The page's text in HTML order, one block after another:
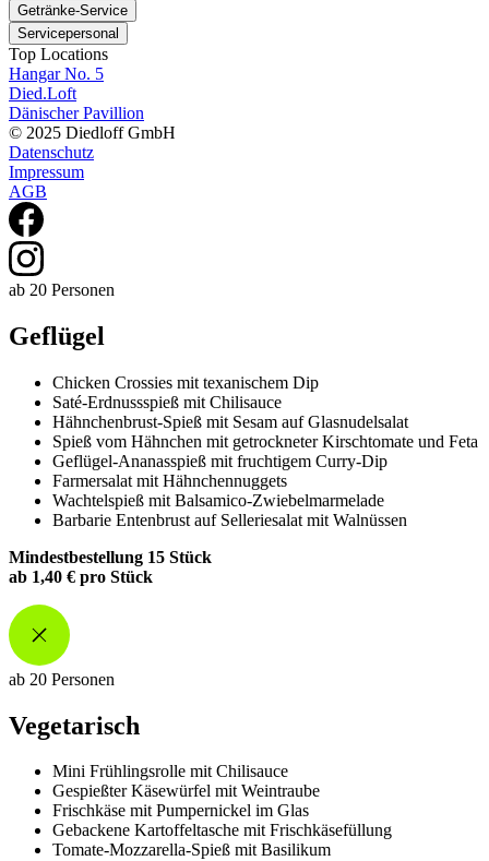
Getränke-Service
Servicepersonal
Top Locations
Hangar No. 5
Died.Loft
Dänischer Pavillion
© 2025 Diedloff GmbH
Datenschutz
Impressum
AGB
ab 20 Personen
Geflügel
Chicken Crossies mit texanischem Dip
Saté-Erdnussspieß mit Chilisauce
Hähnchenbrust-Spieß mit Sesam auf Glasnudelsalat
Spieß vom Hähnchen mit getrockneter Kirschtomate und Feta
Geflügel-Ananasspieß mit fruchtigem Curry-Dip
Farmersalat mit Hähnchennuggets
Wachtelspieß mit Balsamico-Zwiebelmarmelade
Barbarie Entenbrust auf Selleriesalat mit Walnüssen
Mindestbestellung 15 Stück
ab 1,40 € pro Stück
ab 20 Personen
Vegetarisch
Mini Frühlingsrolle mit Chilisauce
Gespießter Käsewürfel mit Weintraube
Frischkäse mit Pumpernickel im Glas
Gebackene Kartoffeltasche mit Frischkäsefüllung
Tomate-Mozzarella-Spieß mit Basilikum